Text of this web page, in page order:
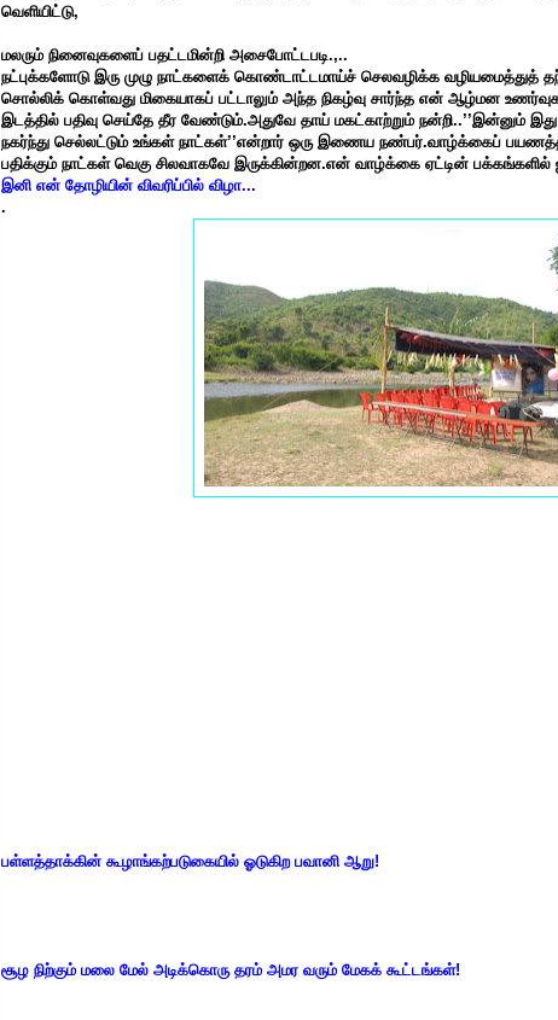
வெளியிட்டு,
மலரும் நினைவுகளைப் பதட்டமின்றி அசைபோட்டபடி.,..
நட்புக்களோடு இரு முழு நாட்களைக் கொண்டாட்டமாய்ச் செலவழிக்க வழியமைத்துத்
சொல்லிக் கொள்வது மிகையாகப் பட்டாலும் அந்த நிகழ்வு சார்ந்த என் ஆழ்மன
இடத்தில் பதிவு செய்தே தீர வேண்டும்.அதுவே தாய் மகட்காற்றும் நன்றி..’’இன்னும்
நகர்ந்து செல்லட்டும் உங்கள் நாட்கள்’’என்றார் ஒரு இணைய நண்பர்.வாழ்க்கைப்
பதிக்கும் நாட்கள் வெகு சிலவாகவே இருக்கின்றன.என் வாழ்க்கை ஏட்டின் பக்கங்களில்
இனி என் தோழியின் விவரிப்பில் விழா...
.
பள்ளத்தாக்கின் கூழாங்கற்படுகையில் ஓடுகிற பவானி ஆறு!
சூழ நிற்கும் மலை மேல் அடிக்கொரு தரம் அமர வரும் மேகக் கூட்டங்கள்!